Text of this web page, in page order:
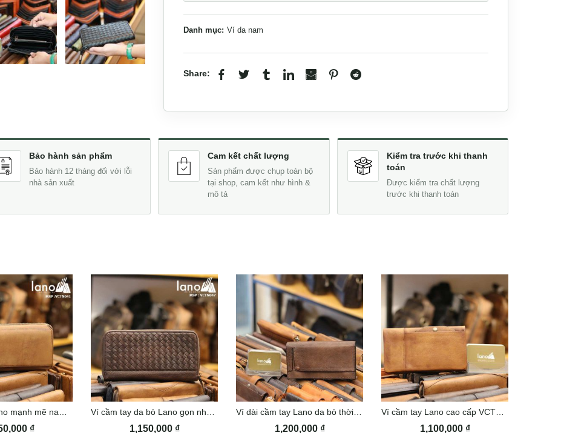
Danh mục: Ví da nam
Share:
Bảo hành sản phẩm
Bảo hành 12 tháng đối với lỗi
nhà sản xuất
Cam kết chất lượng
Sản phẩm được chụp toàn bộ
tại shop, cam kết như hình &
mô tả
Kiểm tra trước khi thanh
toán
Được kiểm tra chất lượng
trước khi thanh toán
₫ 1,150,000 ₫ 1,200,000 ₫ 1,100,000 ₫